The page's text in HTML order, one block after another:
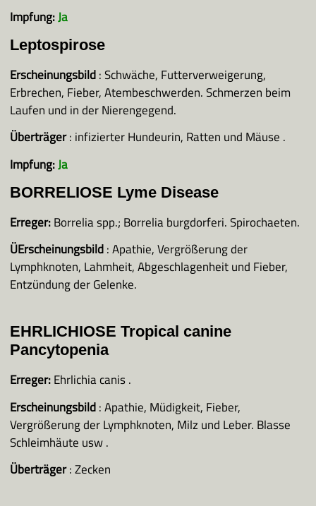
Impfung:Ja
Leptospirose
Erscheinungsbild: Schwäche, Futterverweigerung,
Erbrechen, Fieber, Atembeschwerden. Schmerzen beim
Laufen und in der Nierengegend.
Überträger: infizierter Hundeurin, Ratten und Mäuse .
Impfung:Ja
BORRELIOSE Lyme Disease
Erreger:Borrelia spp.; Borrelia burgdorferi. Spirochaeten.
ÜErscheinungsbild: Apathie, Vergrößerung der
Lymphknoten, Lahmheit, Abgeschlagenheit und Fieber,
Entzündung der Gelenke.
EHRLICHIOSE Tropical canine
Pancytopenia
Erreger:Ehrlichia canis .
Erscheinungsbild: Apathie, Müdigkeit, Fieber,
Vergrößerung der Lymphknoten, Milz und Leber. Blasse
Schleimhäute usw .
Überträger: Zecken